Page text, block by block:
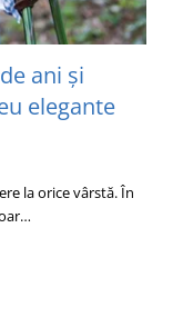
ani și
elegante
la orice vârstă. În